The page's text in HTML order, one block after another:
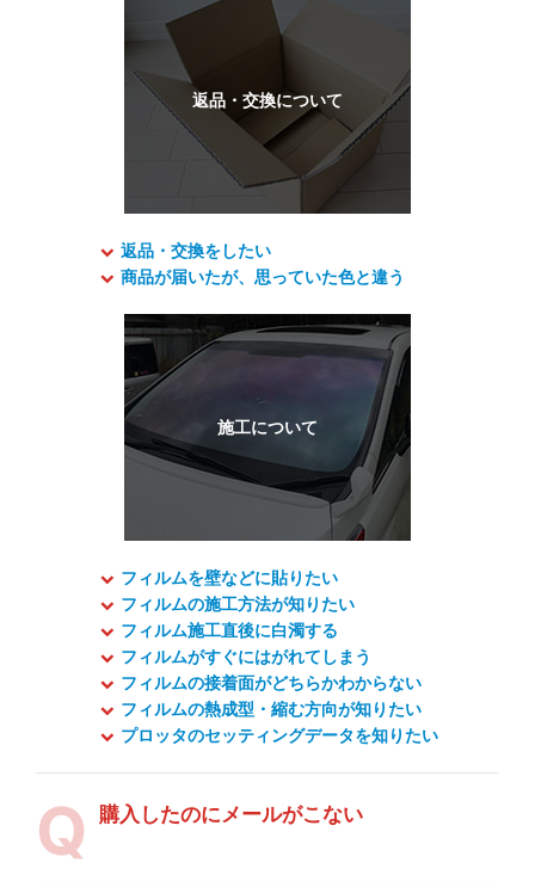
返品・交換をしたい
商品が届いたが、思っていた色と違う
フィルムを壁などに貼りたい
フィルムの施工方法が知りたい
フィルム施工直後に白濁する
フィルムがすぐにはがれてしまう
フィルムの接着面がどちらかわからない
フィルムの熱成型・縮む方向が知りたい
プロッタのセッティングデータを知りたい
購入したのにメールがこない